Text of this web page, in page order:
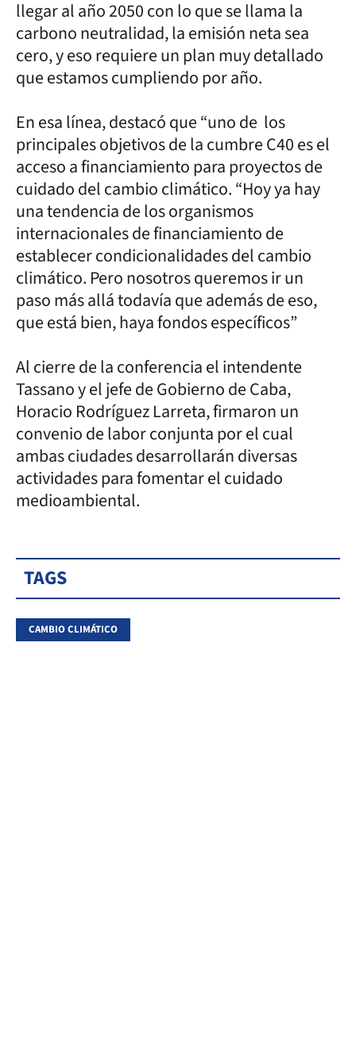
llegar al año 2050 con lo que se llama la
carbono neutralidad, la emisión neta sea
cero, y eso requiere un plan muy detallado
que estamos cumpliendo por año.
En esa línea, destacó que “uno de los
principales objetivos de la cumbre C40 es el
acceso a financiamiento para proyectos de
cuidado del cambio climático. “Hoy ya hay
una tendencia de los organismos
internacionales de financiamiento de
establecer condicionalidades del cambio
climático. Pero nosotros queremos ir un
paso más allá todavía que además de eso,
que está bien, haya fondos específicos”
Al cierre de la conferencia el intendente
Tassano y el jefe de Gobierno de Caba,
Horacio Rodríguez Larreta, firmaron un
convenio de labor conjunta por el cual
ambas ciudades desarrollarán diversas
actividades para fomentar el cuidado
medioambiental.
TAGS
CAMBIO CLIMÁTICO